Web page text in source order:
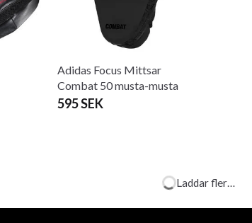
Adidas Focus Mittsar
Combat 50 musta-musta
595 SEK
499 SEK